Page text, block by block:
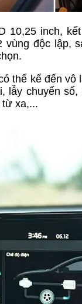
inch,
độc lập,
thể kể đến
lẫy chuyển
xa,...